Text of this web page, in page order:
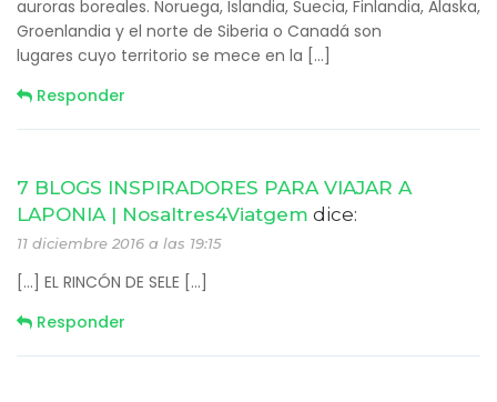
auroras boreales. Noruega, Islandia, Suecia, Finlandia, Alaska,
Groenlandia y el norte de Siberia o Canadá son
lugares cuyo territorio se mece en la […]
Responder
7 BLOGS INSPIRADORES PARA VIAJAR A
LAPONIA | Nosaltres4Viatgem dice:
11 diciembre 2016 a las 19:15
[…] EL RINCÓN DE SELE […]
Responder